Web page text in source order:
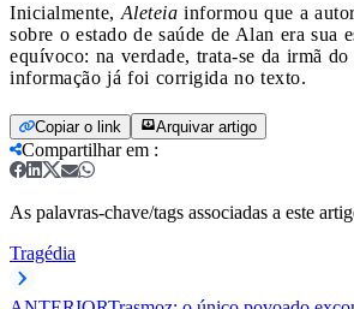
Inicialmente, Aleteia informou que a
sobre o estado de saúde de Alan era sua
equívoco: na verdade, trata-se da irmã
informação já foi corrigida no texto.
Copiar o link Arquivar artigo
Compartilhar em :
As palavras-chave/tags associadas a este
Tragédia